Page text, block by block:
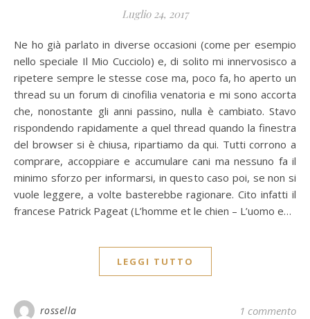
Luglio 24, 2017
Ne ho già parlato in diverse occasioni (come per esempio
nello speciale Il Mio Cucciolo) e, di solito mi innervosisco a
ripetere sempre le stesse cose ma, poco fa, ho aperto un
thread su un forum di cinofilia venatoria e mi sono accorta
che, nonostante gli anni passino, nulla è cambiato. Stavo
rispondendo rapidamente a quel thread quando la finestra
del browser si è chiusa, ripartiamo da qui. Tutti corrono a
comprare, accoppiare e accumulare cani ma nessuno fa il
minimo sforzo per informarsi, in questo caso poi, se non si
vuole leggere, a volte basterebbe ragionare. Cito infatti il
francese Patrick Pageat (L’homme et le chien – L’uomo e…
LEGGI TUTTO
rossella 1 commento